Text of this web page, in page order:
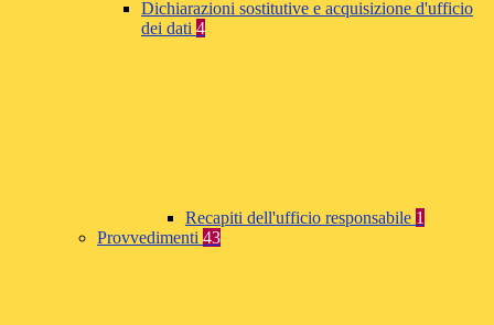
Dichiarazioni sostitutive e acquisizione d'ufficio
dei dati 4
Recapiti dell'ufficio responsabile 1
Provvedimenti 43